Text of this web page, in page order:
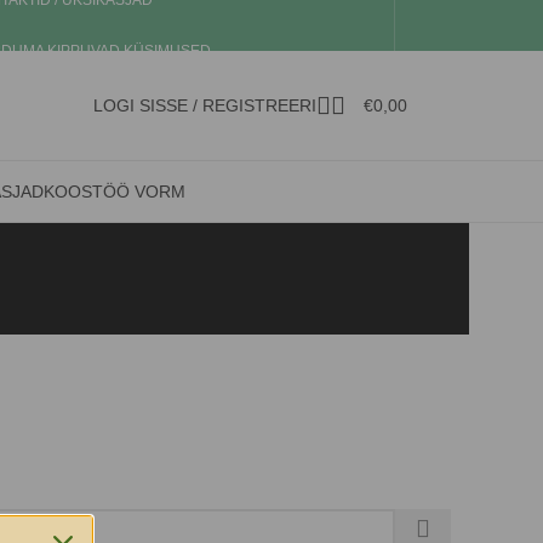
KIPPUVAD KÜSIMUSED
LOGI SISSE / REGISTREERI €0,00
KOOSTÖÖ VORM